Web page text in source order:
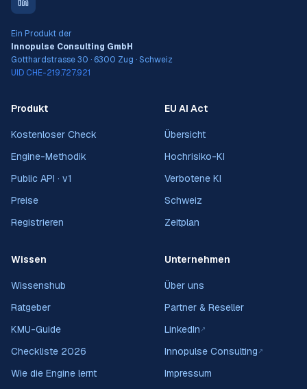
Ein Produkt der
Innopulse Consulting GmbH
Gotthardstrasse 30 · 6300 Zug · Schweiz
UID CHE-219.727.921
Produkt
Kostenloser Check
Engine-Methodik
Public API · v1
Preise
Registrieren
EU AI Act
Übersicht
Hochrisiko-KI
Verbotene KI
Schweiz
Zeitplan
Wissen
Wissenshub
Ratgeber
KMU-Guide
Checkliste 2026
Wie die Engine lernt
Unternehmen
Über uns
Partner & Reseller
LinkedIn ↗
Innopulse Consulting ↗
Impressum